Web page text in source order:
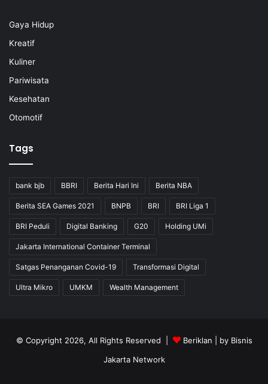
Gaya Hidup
Kreatif
Kuliner
Pariwisata
Kesehatan
Otomotif
Tags
bank bjb BBRI Berita Hari Ini Berita NBA
Berita SEA Games 2021 BNPB BRI BRI Liga 1
BRI Peduli Digital Banking G20 Holding UMi
Jakarta International Container Terminal
Satgas Penanganan Covid-19 Transformasi Digital
Ultra Mikro UMKM Wealth Management
© Copyright 2026, All Rights Reserved | Beriklan | by Bisnis
Jakarta Network